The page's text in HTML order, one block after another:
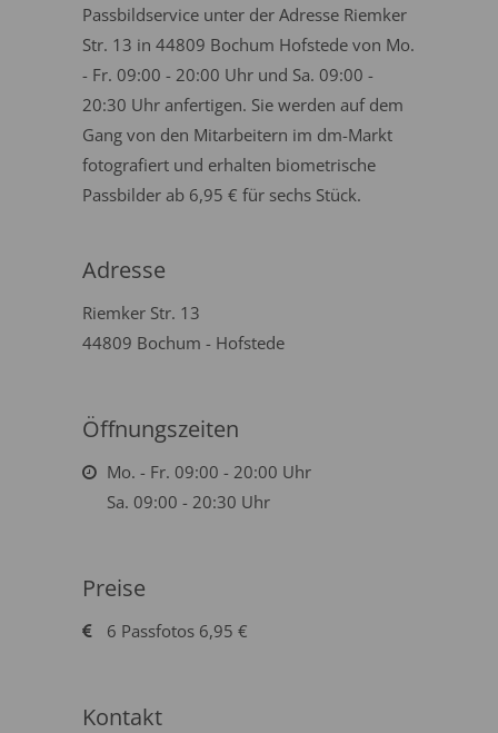
Passbildservice unter der Adresse Riemker
Str. 13 in 44809 Bochum Hofstede von Mo.
- Fr. 09:00 - 20:00 Uhr und Sa. 09:00 -
20:30 Uhr anfertigen. Sie werden auf dem
Gang von den Mitarbeitern im dm-Markt
fotografiert und erhalten biometrische
Passbilder ab 6,95 € für sechs Stück.
Adresse
Riemker Str. 13
44809 Bochum - Hofstede
Öffnungszeiten
Mo. - Fr. 09:00 - 20:00 Uhr
Sa. 09:00 - 20:30 Uhr
Preise
6 Passfotos 6,95 €
Kontakt